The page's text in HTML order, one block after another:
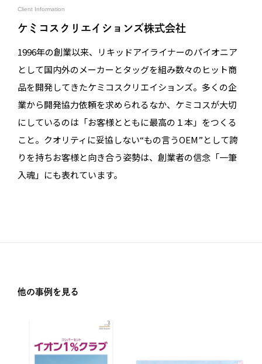
Client Information
ケミコスクリエイションズ株式会社
1996年の創業以来、リキッドアイライナーのパイオニア
として国内外のメーカーとタッグを組み数々のヒット商
品を開発してきたケミコスクリエイションズ。多くの企
業から開発協力依頼を求められるなか、ケミコスが大切
にしているのは「お客様とともに最高の１本」をつくる
こと。クオリティに妥協しない“もの言うOEM”として誇
りを持ちお客様と向き合う姿勢は、創業者の信念「一筆
入魂」にも表れています。
他の事例を見る